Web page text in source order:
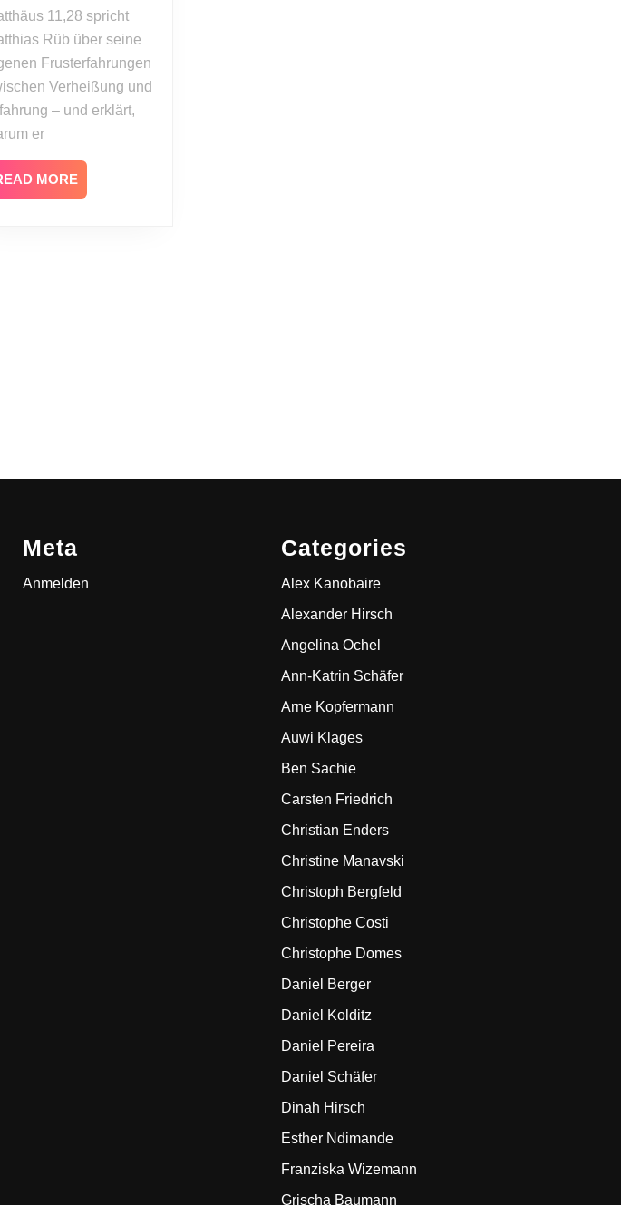
11,28 spricht
Rüb über seine
Frusterfahrungen
Verheißung und
– und erklärt,
er
MOREREAD
MORE
Meta
Anmelden
Categories
Alex Kanobaire
Alexander Hirsch
Angelina Ochel
Ann-Katrin Schäfer
Arne Kopfermann
Auwi Klages
Ben Sachie
Carsten Friedrich
Christian Enders
Christine Manavski
Christoph Bergfeld
Christophe Costi
Christophe Domes
Daniel Berger
Daniel Kolditz
Daniel Pereira
Daniel Schäfer
Dinah Hirsch
Esther Ndimande
Franziska Wizemann
Grischa Baumann